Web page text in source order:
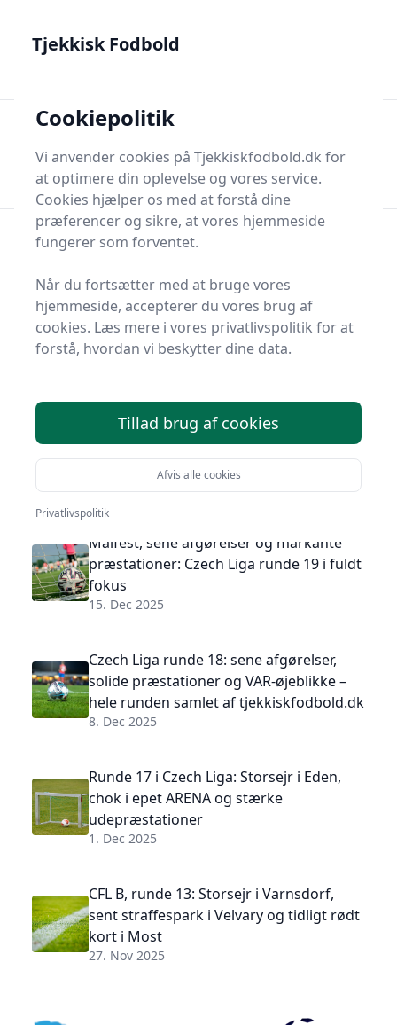
dansk
Søg nu
Seneste nyt fra Tjekkisk
Fodbold
Nyeste links
Målfest, sene afgørelser og markante
præstationer: Czech Liga runde 19 i fuldt
fokus
15. Dec 2025
Czech Liga runde 18: sene afgørelser,
solide præstationer og VAR-øjeblikke –
hele runden samlet af tjekkiskfodbold.dk
8. Dec 2025
Runde 17 i Czech Liga: Storsejr i Eden,
chok i epet ARENA og stærke
udepræstationer
1. Dec 2025
CFL B, runde 13: Storsejr i Varnsdorf,
sent straffespark i Velvary og tidligt rødt
kort i Most
27. Nov 2025
Tjekkisk Fodbold
Cookiepolitik
Vi anvender cookies på Tjekkiskfodbold.dk for
at optimere din oplevelse og vores service.
Cookies hjælper os med at forstå dine
præferencer og sikre, at vores hjemmeside
fungerer som forventet.
Når du fortsætter med at bruge vores
hjemmeside, accepterer du vores brug af
cookies. Læs mere i vores privatlivspolitik for at
forstå, hvordan vi beskytter dine data.
Tillad brug af cookies
Afvis alle cookies
Privatlivspolitik